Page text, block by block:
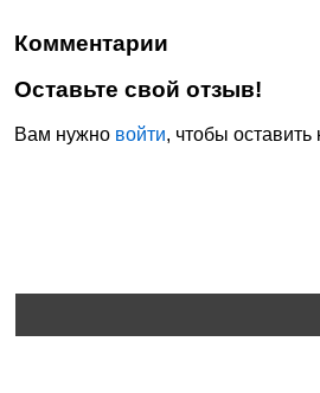
Комментарии
Оставьте свой отзыв!
Вам нужно войти, чтобы